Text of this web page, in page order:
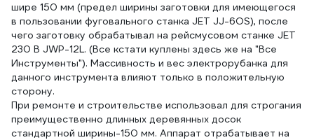
шире 150 мм (предел ширины заготовки для имеющегося
в пользовании фуговального станка JET JJ-6OS), после
чего заготовку обрабатывал на рейсмусовом станке JET
230 В JWP-12L. (Все кстати куплены здесь же на "Все
Инструменты"). Массивность и вес электрорубанка для
данного инструмента влияют только в положительную
сторону.
При ремонте и строительстве использовал для строгания
преимущественно длинных деревянных досок
стандартной ширины-150 мм. Аппарат отрабатывает на